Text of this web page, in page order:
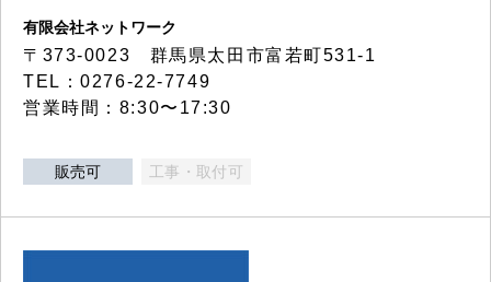
有限会社ネットワーク
〒373-0023 群馬県太田市富若町531-1
TEL：0276-22-7749
営業時間：8:30〜17:30
販売可 工事・取付可